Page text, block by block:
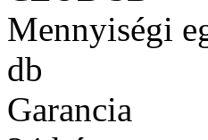
Mennyiségi
db
Garancia